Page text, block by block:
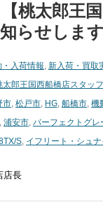
桃太郎王
らせします
入荷情報, 新入荷・買取
太郎王国西船橋店スタッ
市, 松戸市, HG, 船橋市, 機
, 浦安市, パーフェクトグレ
S, イフリート・シュナ
店長